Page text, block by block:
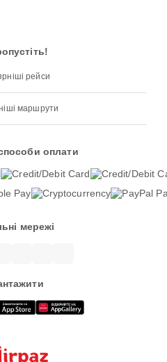
рейси
маршрути
оплати
мережі